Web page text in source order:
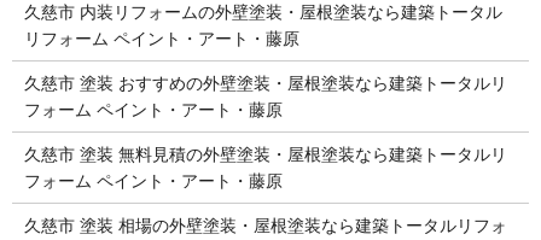
久慈市 内装リフォームの外壁塗装・屋根塗装なら建築トータル
リフォーム ペイント・アート・藤原
久慈市 塗装 おすすめの外壁塗装・屋根塗装なら建築トータルリ
フォーム ペイント・アート・藤原
久慈市 塗装 無料見積の外壁塗装・屋根塗装なら建築トータルリ
フォーム ペイント・アート・藤原
久慈市 塗装 相場の外壁塗装・屋根塗装なら建築トータルリフォ